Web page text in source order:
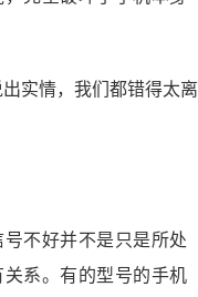
不好并不是只是所处
系。有的型号的手机